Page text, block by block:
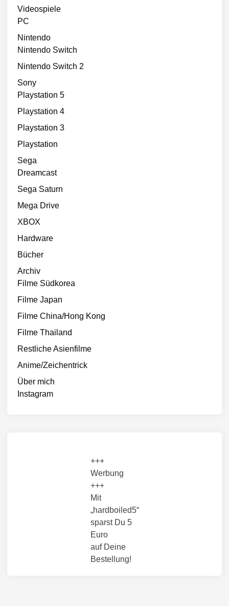
Videospiele
PC
Nintendo
Nintendo Switch
Nintendo Switch 2
Sony
Playstation 5
Playstation 4
Playstation 3
Playstation
Sega
Dreamcast
Sega Saturn
Mega Drive
XBOX
Hardware
Bücher
Archiv
Filme Südkorea
Filme Japan
Filme China/Hong Kong
Filme Thailand
Restliche Asienfilme
Anime/Zeichentrick
Über mich
Instagram
+++
Werbung
+++
Mit
„hardboiled5“
sparst Du 5
Euro
auf Deine
Bestellung!